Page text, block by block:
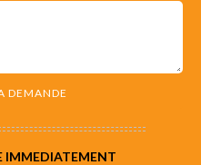
IMMEDIATEMENT